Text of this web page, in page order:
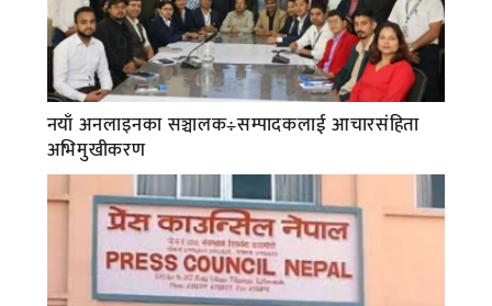
नयाँ अनलाइनका सञ्चालक÷सम्पादकलाई आचारसंहिता
अभिमुखीकरण